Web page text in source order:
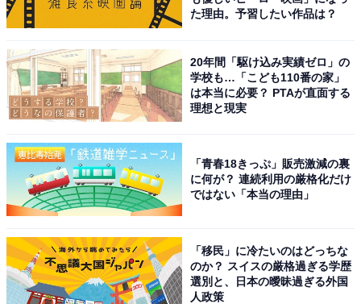
価格・特徴は？
価格
4350円（税込み）
特徴
・出力電流直流：2.4A-1.6A
・充電時間：30～50分
レビュー
・件数：908件
・評価：4.4
た理由。予習したい作品は？
20年間「駆け込み実績ゼロ」の
学校も…「こども110番の家」
は本当に必要？ PTAが直面する
理想と現実
「青春18きっぷ」販売激減の裏
に何が？ 連続利用の厳格化だけ
ではない「本当の理由」
「移民」に冷たいのはどっちな
のか？ スイスの厳格過ぎる学歴
選別と、日本の曖昧過ぎる外国
人政策